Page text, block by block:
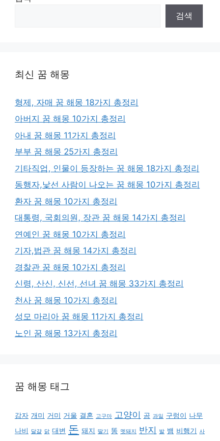
검색
최신 꿈 해몽
형제, 자매 꿈 해몽 18가지 총정리
아버지 꿈 해몽 10가지 총정리
아내 꿈 해몽 11가지 총정리
부부 꿈 해몽 25가지 총정리
기타직업, 인물이 등장하는 꿈 해몽 18가지 총정리
동행자,낯선 사람이 나오는 꿈 해몽 10가지 총정리
환자 꿈 해몽 10가지 총정리
대통령, 국회의원, 장관 꿈 해몽 14가지 총정리
연예인 꿈 해몽 10가지 총정리
기자,법관 꿈 해몽 14가지 총정리
경찰관 꿈 해몽 10가지 총정리
신령, 산신, 신선, 선녀 꿈 해몽 33가지 총정리
천사 꿈 해몽 10가지 총정리
성모 마리아 꿈 해몽 11가지 총정리
노인 꿈 해몽 13가지 총정리
꿈 해몽 태그
감자 개미 거미 거울 결혼 고구마 고양이 곰 과일 구렁이 나무
나비
달걀 닭 대변 돈 돼지 딸기 똥 멧돼지 반지 발 뱀 비행기 사